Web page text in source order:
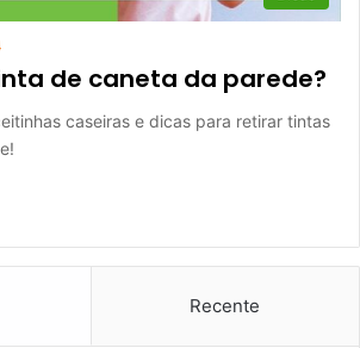
de caneta da parede?
caseiras e dicas para retirar tintas
Recente